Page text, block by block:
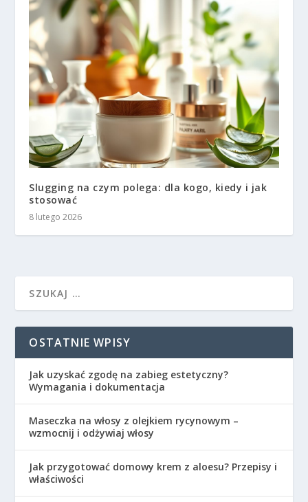
Slugging na czym polega: dla kogo, kiedy i jak
stosować
8 lutego 2026
OSTATNIE WPISY
Jak uzyskać zgodę na zabieg estetyczny?
Wymagania i dokumentacja
Maseczka na włosy z olejkiem rycynowym –
wzmocnij i odżywiaj włosy
Jak przygotować domowy krem z aloesu? Przepisy i
właściwości